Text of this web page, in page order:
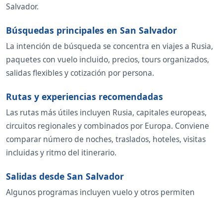
Salvador.
Búsquedas principales en San Salvador
La intención de búsqueda se concentra en viajes a Rusia,
paquetes con vuelo incluido, precios, tours organizados,
salidas flexibles y cotización por persona.
Rutas y experiencias recomendadas
Las rutas más útiles incluyen Rusia, capitales europeas,
circuitos regionales y combinados por Europa. Conviene
comparar número de noches, traslados, hoteles, visitas
incluidas y ritmo del itinerario.
Salidas desde San Salvador
Algunos programas incluyen vuelo y otros permiten